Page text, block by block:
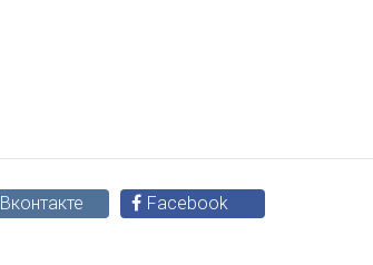
Вконтакте Facebook